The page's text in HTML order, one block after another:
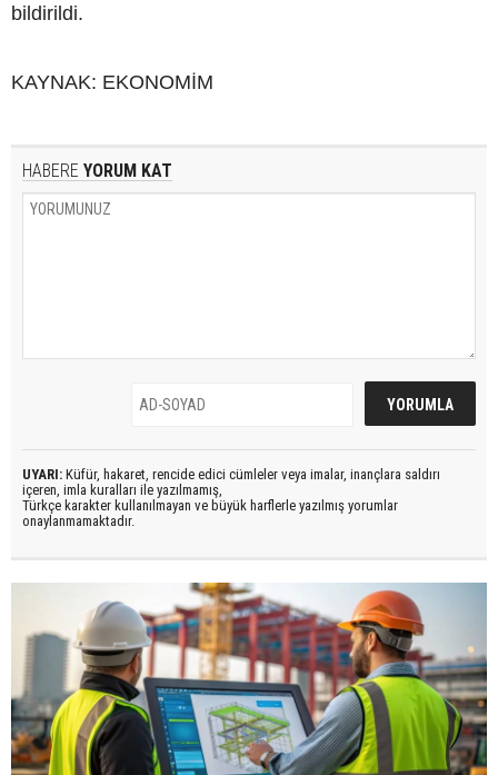
bildirildi.
KAYNAK: EKONOMİM
HABERE YORUM KAT
UYARI: Küfür, hakaret, rencide edici cümleler veya imalar, inançlara saldırı
içeren, imla kuralları ile yazılmamış,
Türkçe karakter kullanılmayan ve büyük harflerle yazılmış yorumlar
onaylanmamaktadır.